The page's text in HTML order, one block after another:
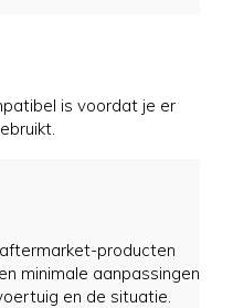
is voordat je er
producten
minimale aanpassingen
en de situatie.